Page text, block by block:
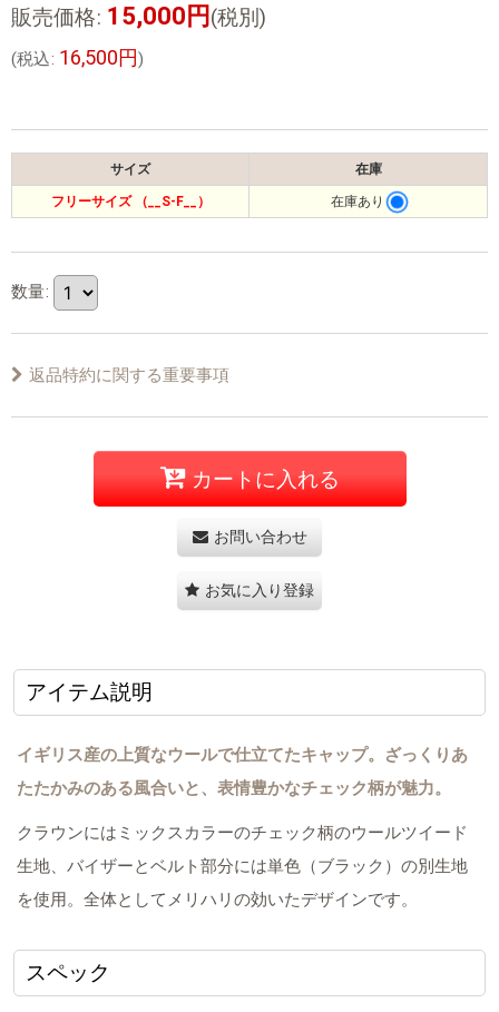
販売価格: 15,000円(税別)
(税込: 16,500円)
サイズ 在庫
フリーサイズ （__S-F__） 在庫あり
数量:
返品特約に関する重要事項
カートに入れる
お問い合わせ
お気に入り登録
アイテム説明
イギリス産の上質なウールで仕立てたキャップ。ざっくりあ
たたかみのある風合いと、表情豊かなチェック柄が魅力。
クラウンにはミックスカラーのチェック柄のウールツイード
生地、バイザーとベルト部分には単色（ブラック）の別生地
を使用。全体としてメリハリの効いたデザインです。
スペック